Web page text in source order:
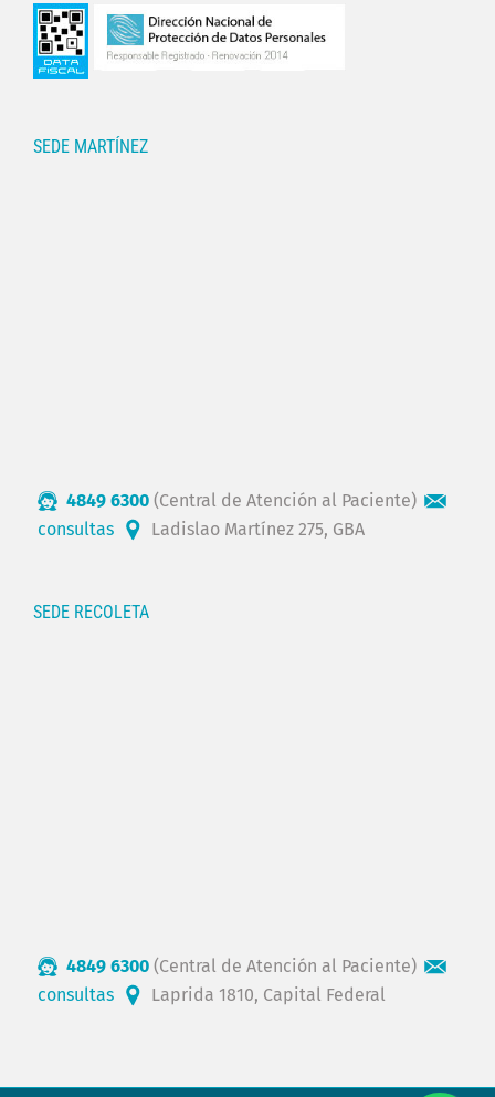
SEDE MARTÍNEZ
4849 6300 (Central de Atención al Paciente)
consultas
Ladislao Martínez 275, GBA
SEDE RECOLETA
4849 6300 (Central de Atención al Paciente)
consultas
Laprida 1810, Capital Federal